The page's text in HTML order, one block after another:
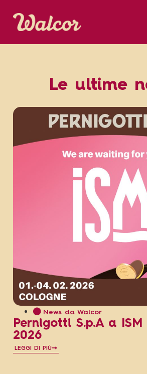
Le ultime
News da Walcor
Pernigotti S.p.A a
2026
LEGGI DI PIÙ